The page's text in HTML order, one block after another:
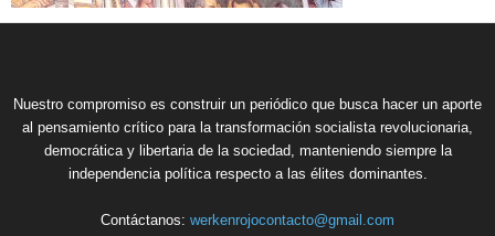
Nuestro compromiso es construir un periódico que busca hacer un aporte
al pensamiento crítico para la transformación socialista revolucionaria,
democrática y libertaria de la sociedad, manteniendo siempre la
independencia política respecto a las élites dominantes.
Contáctanos: werkenrojocontacto@gmail.com